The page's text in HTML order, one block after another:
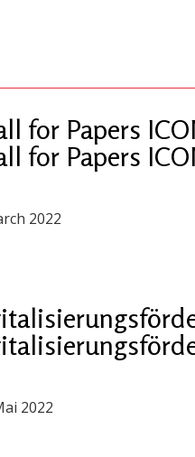
for Papers
for Papers
2022
2022